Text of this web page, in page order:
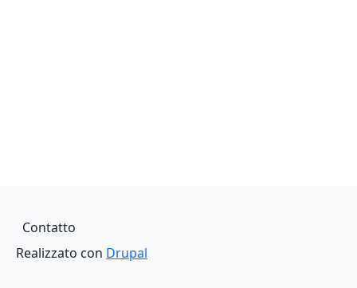
Piè di pagina
Contatto
Realizzato con Drupal